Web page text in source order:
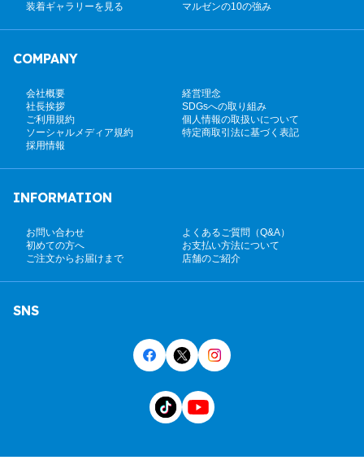
装着ギャラリーを見る マルゼンの10の強み
COMPANY
会社概要
経営理念
社長挨拶
SDGsへの取り組み
ご利用規約
個人情報の取扱いについて
ソーシャルメディア規約
特定商取引法に基づく表記
採用情報
INFORMATION
お問い合わせ
よくあるご質問（Q&A）
初めての方へ
お支払い方法について
ご注文からお届けまで
店舗のご紹介
SNS